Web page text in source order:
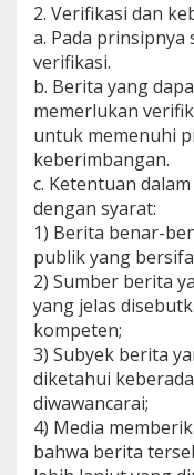
2. Verifikasi dan
a. Pada
verifikasi.
b. Berita yang
memerlukan
untuk memenuhi
keberimbangan.
c. Ketentuan
dengan syarat:
1) Berita benar-
publik yang
2) Sumber berita
yang jelas
kompeten;
3) Subyek berita
diketahui
diwawancarai;
4) Media
bahwa berita